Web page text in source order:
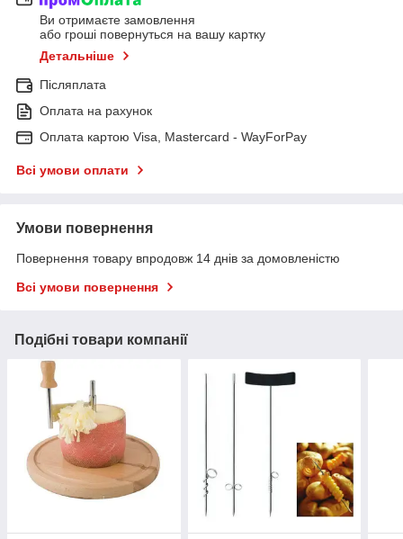
Ви отримаєте замовлення
або гроші повернуться на вашу картку
Детальніше
Післяплата
Оплата на рахунок
Оплата картою Visa, Mastercard - WayForPay
Всі умови оплати
Умови повернення
Повернення товару впродовж 14 днів за домовленістю
Всі умови повернення
Подібні товари компанії